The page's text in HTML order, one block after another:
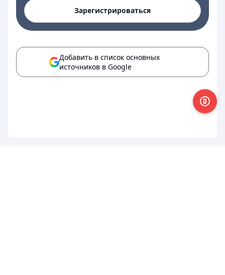
Зарегистрироваться
Добавить в список основных
источников в Google